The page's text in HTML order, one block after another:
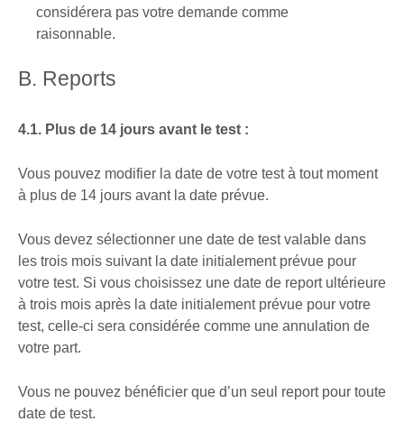
considérera pas votre demande comme
raisonnable.
B. Reports
4.1. Plus de 14 jours avant le test :
Vous pouvez modifier la date de votre test à tout moment
à plus de 14 jours avant la date prévue.
Vous devez sélectionner une date de test valable dans
les trois mois suivant la date initialement prévue pour
votre test. Si vous choisissez une date de report ultérieure
à trois mois après la date initialement prévue pour votre
test, celle-ci sera considérée comme une annulation de
votre part.
Vous ne pouvez bénéficier que d’un seul report pour toute
date de test.